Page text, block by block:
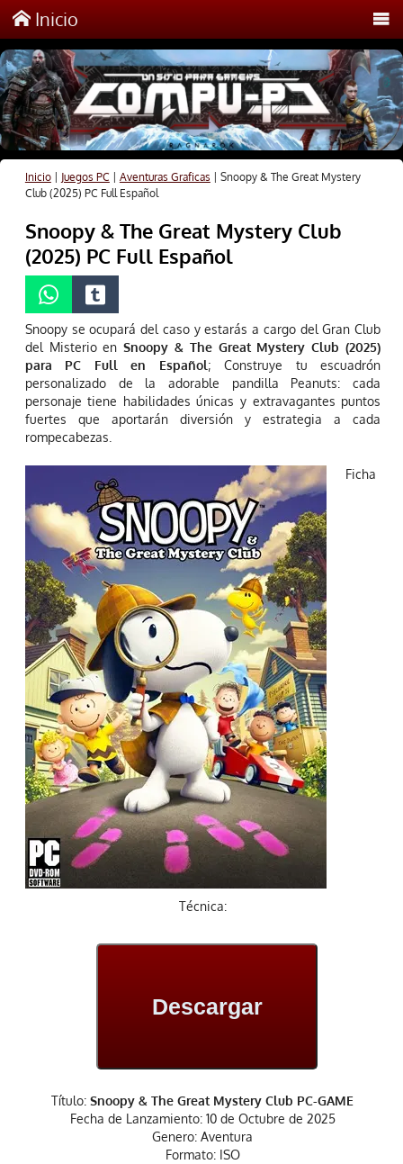
Inicio
Inicio| Juegos PC Aventuras Graficas
Snoopy & The Great Mystery
Club (2025) PC Full Español
Snoopy & The Great Mystery Club
(2025) PC Full Español
Snoopy se ocupará del caso y estarás a cargo del Gran Club
del Misterio enSnoopy & The Great Mystery Club (2025)
para PC Full en Español; Construye tu escuadrón
personalizado de la adorable pandilla Peanuts: cada
personaje tiene habilidades únicas y extravagantes puntos
fuertes que aportarán diversión y estrategia a cada
rompecabezas.
Ficha
Técnica:
Descargar
Título:Snoopy & The Great Mystery Club PC-GAME
Fecha de Lanzamiento: 10 de Octubre de 2025
Genero: Aventura
Formato: ISO